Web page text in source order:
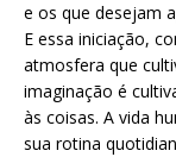
e os que desejam
E essa iniciação,
atmosfera que
imaginação é
às coisas. A vida
sua rotina